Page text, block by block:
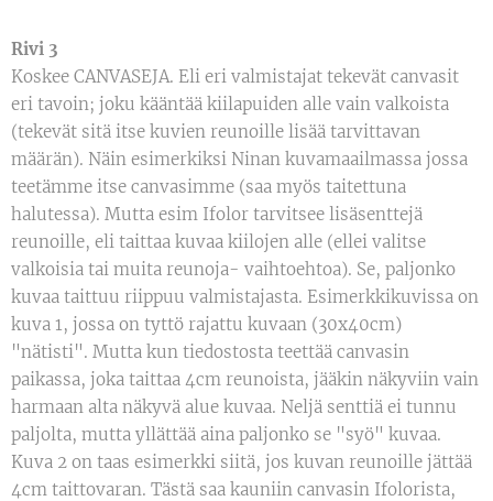
Rivi 3
Koskee CANVASEJA. Eli eri valmistajat tekevät canvasit
eri tavoin; joku kääntää kiilapuiden alle vain valkoista
(tekevät sitä itse kuvien reunoille lisää tarvittavan
määrän). Näin esimerkiksi Ninan kuvamaailmassa jossa
teetämme itse canvasimme (saa myös taitettuna
halutessa). Mutta esim Ifolor tarvitsee lisäsenttejä
reunoille, eli taittaa kuvaa kiilojen alle (ellei valitse
valkoisia tai muita reunoja- vaihtoehtoa). Se, paljonko
kuvaa taittuu riippuu valmistajasta. Esimerkkikuvissa on
kuva 1, jossa on tyttö rajattu kuvaan (30x40cm)
"nätisti". Mutta kun tiedostosta teettää canvasin
paikassa, joka taittaa 4cm reunoista, jääkin näkyviin vain
harmaan alta näkyvä alue kuvaa. Neljä senttiä ei tunnu
paljolta, mutta yllättää aina paljonko se "syö" kuvaa.
Kuva 2 on taas esimerkki siitä, jos kuvan reunoille jättää
4cm taittovaran. Tästä saa kauniin canvasin Ifolorista,